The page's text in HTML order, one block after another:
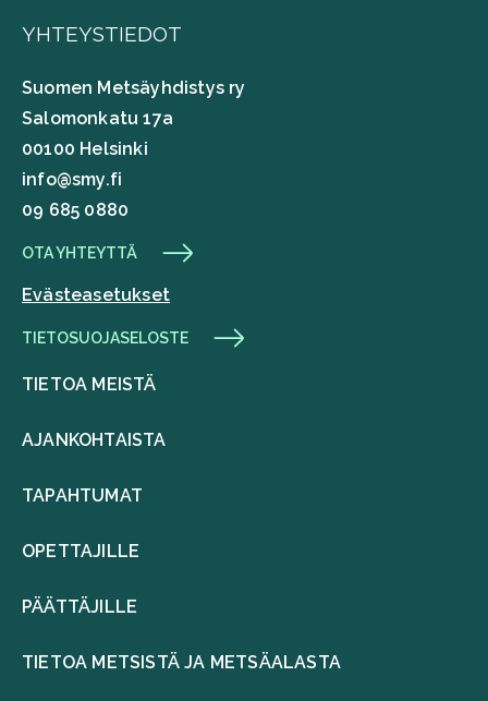
YHTEYSTIEDOT
Suomen Metsäyhdistys ry
Salomonkatu 17a
00100 Helsinki
info@smy.fi
09 685 0880
OTA YHTEYTTÄ
Evästeasetukset
TIETOSUOJASELOSTE
TIETOA MEISTÄ
AJANKOHTAISTA
TAPAHTUMAT
OPETTAJILLE
PÄÄTTÄJILLE
TIETOA METSISTÄ JA METSÄALASTA